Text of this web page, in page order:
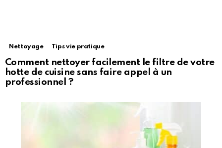
Nettoyage Tips vie pratique
Comment nettoyer facilement le filtre de votre
hotte de cuisine sans faire appel à un
professionnel ?